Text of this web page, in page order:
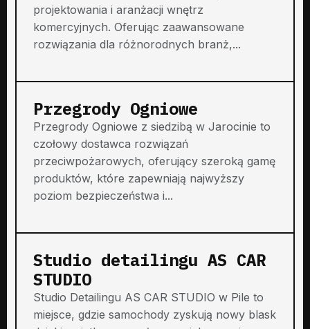
projektowania i aranżacji wnętrz
komercyjnych. Oferując zaawansowane
rozwiązania dla różnorodnych branż,...
Przegrody Ogniowe
Przegrody Ogniowe z siedzibą w Jarocinie to
czołowy dostawca rozwiązań
przeciwpożarowych, oferujący szeroką gamę
produktów, które zapewniają najwyższy
poziom bezpieczeństwa i...
Studio detailingu AS CAR
STUDIO
Studio Detailingu AS CAR STUDIO w Pile to
miejsce, gdzie samochody zyskują nowy blask